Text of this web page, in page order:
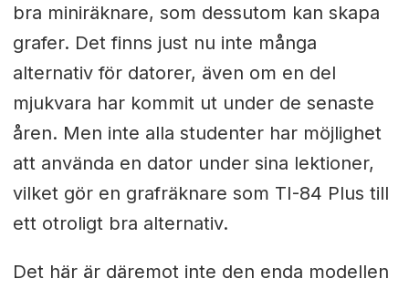
bra miniräknare, som dessutom kan skapa
grafer. Det finns just nu inte många
alternativ för datorer, även om en del
mjukvara har kommit ut under de senaste
åren. Men inte alla studenter har möjlighet
att använda en dator under sina lektioner,
vilket gör en grafräknare som TI-84 Plus till
ett otroligt bra alternativ.
Det här är däremot inte den enda modellen